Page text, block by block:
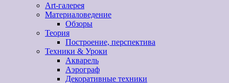
Art-галерея
Материаловедение
Обзоры
Теория
Построение, перспектива
Техники & Уроки
Акварель
Аэрограф
Декоративные техники